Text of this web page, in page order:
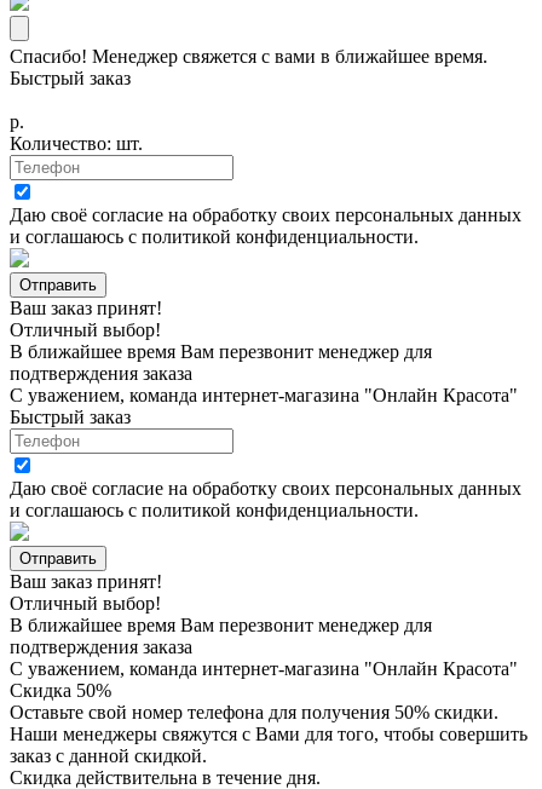
Спасибо! Менеджер свяжется с вами в ближайшее время.
Быстрый заказ
р.
Количество: шт.
Даю своё согласие на обработку своих персональных данных
и соглашаюсь с политикой конфиденциальности.
Ваш заказ принят!
Отличный выбор!
В ближайшее время Вам перезвонит менеджер для
подтверждения заказа
С уважением, команда интернет-магазина "Онлайн Красота"
Быстрый заказ
Даю своё согласие на обработку своих персональных данных
и соглашаюсь с политикой конфиденциальности.
Ваш заказ принят!
Отличный выбор!
В ближайшее время Вам перезвонит менеджер для
подтверждения заказа
С уважением, команда интернет-магазина "Онлайн Красота"
Скидка 50%
Оставьте свой номер телефона для получения 50% скидки.
Наши менеджеры свяжутся с Вами для того, чтобы совершить
заказ с данной скидкой.
Скидка действительна в течение дня.